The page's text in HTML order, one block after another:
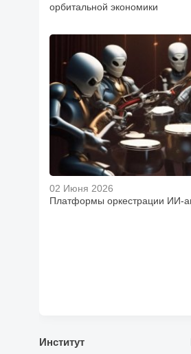
орбитальной экономики
02 Июня 2026
Платформы оркестрации ИИ-
Институт